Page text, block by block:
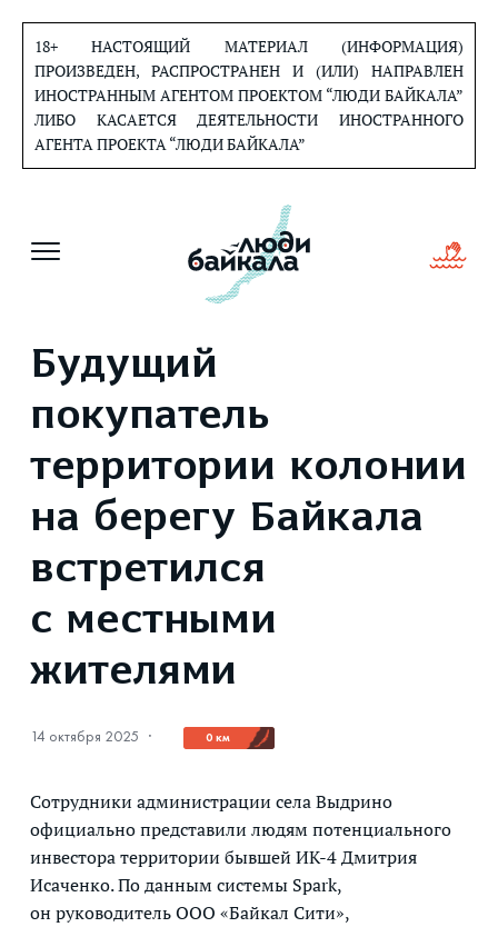
содержанию
18+ НАСТОЯЩИЙ МАТЕРИАЛ (ИНФОРМАЦИЯ)
ПРОИЗВЕДЕН, РАСПРОСТРАНЕН И (ИЛИ) НАПРАВЛЕН
ИНОСТРАННЫМ АГЕНТОМ ПРОЕКТОМ “ЛЮДИ БАЙКАЛА”
ЛИБО КАСАЕТСЯ ДЕЯТЕЛЬНОСТИ ИНОСТРАННОГО
АГЕНТА ПРОЕКТА “ЛЮДИ БАЙКАЛА”
Будущий
покупатель
территории колонии
на берегу Байкала
встретился
с местными
жителями
14 октября 2025 · 0 км
Сотрудники администрации села Выдрино
официально представили людям потенциального
инвестора территории бывшей ИК-4 Дмитрия
Исаченко. По данным системы Spark,
он руководитель ООО «Байкал Сити»,